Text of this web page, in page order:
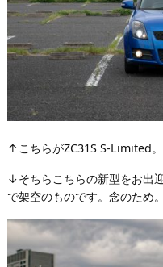
↑こちらがZC31S S-Limited。
↓そちらこちらの新型をお出
で架空のものです。念のため。